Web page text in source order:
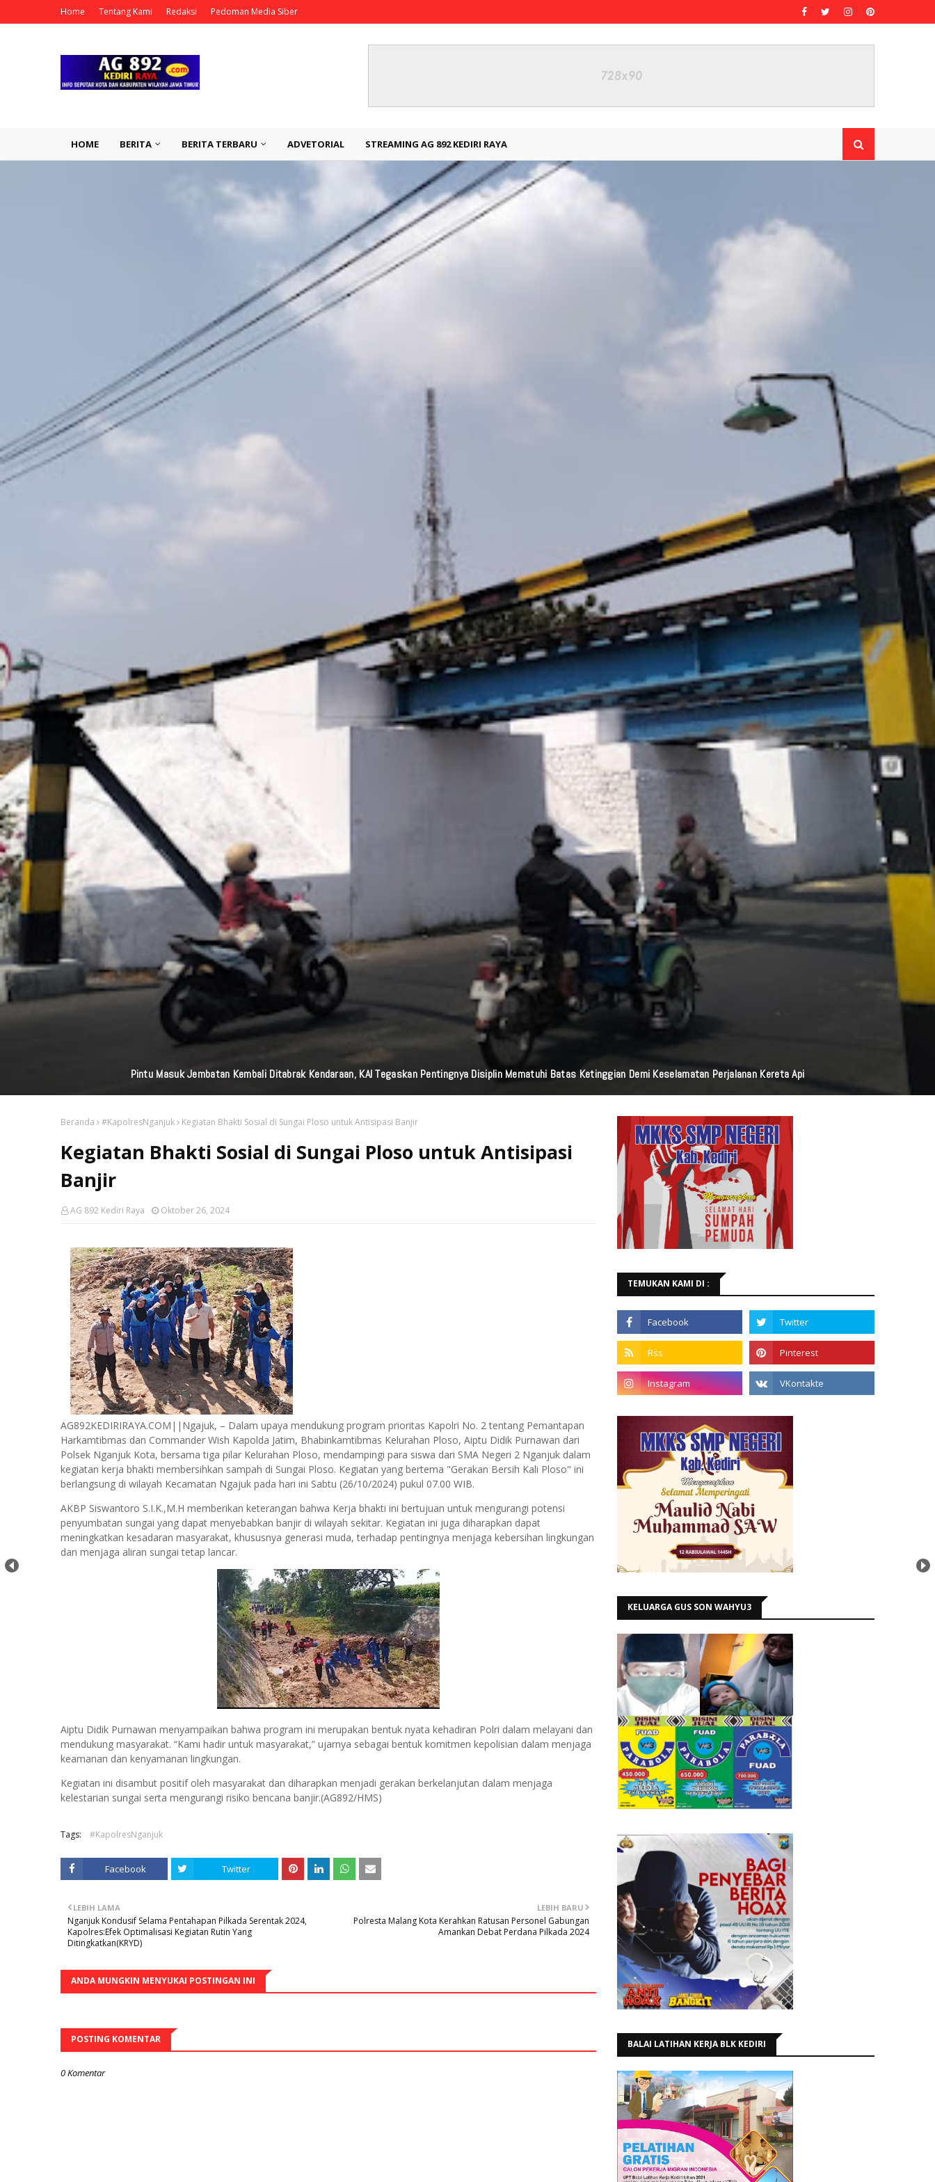
Home Tentang Kami Redaksi Pedoman Media Siber
HOME BERITA BERITA TERBARU ADVETORIAL STREAMING AG 892 KEDIRI RAYA
Perkuat Jaringan Media Nasional Dari Pulau Dewata Bali, Garuda TV Bali Dan Garuda FM Bali Resmi Diluncurkan
Beranda #KapolresNganjuk Kegiatan Bhakti Sosial di Sungai Ploso untuk Antisipasi Banjir
Kegiatan Bhakti Sosial di Sungai Ploso untuk Antisipasi
Banjir
AG 892 Kediri Raya Oktober 26, 2024
AG892KEDIRIRAYA.COM||Ngajuk, – Dalam upaya mendukung program prioritas Kapolri No. 2 tentang Pemantapan
Harkamtibmas dan Commander Wish Kapolda Jatim, Bhabinkamtibmas Kelurahan Ploso, Aiptu Didik Purnawan dari
Polsek Nganjuk Kota, bersama tiga pilar Kelurahan Ploso, mendampingi para siswa dari SMA Negeri 2 Nganjuk dalam
kegiatan kerja bhakti membersihkan sampah di Sungai Ploso. Kegiatan yang bertema "Gerakan Bersih Kali Ploso" ini
berlangsung di wilayah Kecamatan Ngajuk pada hari ini Sabtu (26/10/2024) pukul 07.00 WIB.
AKBP Siswantoro S.I.K.,M.H memberikan keterangan bahwa Kerja bhakti ini bertujuan untuk mengurangi potensi
penyumbatan sungai yang dapat menyebabkan banjir di wilayah sekitar. Kegiatan ini juga diharapkan dapat
meningkatkan kesadaran masyarakat, khususnya generasi muda, terhadap pentingnya menjaga kebersihan lingkungan
dan menjaga aliran sungai tetap lancar.
Aiptu Didik Purnawan menyampaikan bahwa program ini merupakan bentuk nyata kehadiran Polri dalam melayani dan
mendukung masyarakat. “Kami hadir untuk masyarakat,” ujarnya sebagai bentuk komitmen kepolisian dalam menjaga
keamanan dan kenyamanan lingkungan.
Kegiatan ini disambut positif oleh masyarakat dan diharapkan menjadi gerakan berkelanjutan dalam menjaga
kelestarian sungai serta mengurangi risiko bencana banjir.(AG892/HMS)
Tags: #KapolresNganjuk
Facebook Twitter
LEBIH BARU
Polresta Malang Kota Kerahkan Ratusan Personel Gabungan
Amankan Debat Perdana Pilkada 2024
LEBIH LAMA
Nganjuk Kondusif Selama Pentahapan Pilkada Serentak 2024,
Kapolres:Efek Optimalisasi Kegiatan Rutin Yang
Ditingkatkan(KRYD)
ANDA MUNGKIN MENYUKAI POSTINGAN INI
POSTING KOMENTAR
0 Komentar
TEMUKAN KAMI DI :
KELUARGA GUS SON WAHYU3
BALAI LATIHAN KERJA BLK KEDIRI